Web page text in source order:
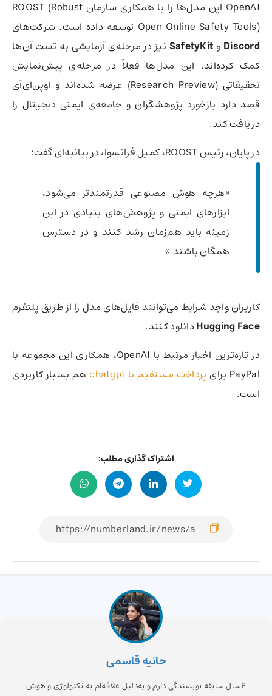
OpenAI این مدل‌ها را با همکاری سازمان ROOST (Robust
Open Online Safety Tools) توسعه داده است. شرکت‌های
Discord و SafetyKit نیز در مرحله‌ی آزمایشی به تست آن‌ها
کمک کرده‌اند. این مدل‌ها فعلاً در مرحله‌ی پیش‌نمایش
تحقیقاتی (Research Preview) عرضه شده‌اند و اوپن‌ای‌آی
قصد دارد بازخورد پژوهشگران و جامعه‌ی ایمنی دیجیتال را
دریافت کند.
در پایان، رئیس ROOST، کمیل فرانسوا، در بیانیه‌ای گفت:
«هرچه هوش مصنوعی قدرتمندتر می‌شود،
ابزارهای ایمنی و پژوهش‌های بنیادی در این
زمینه باید هم‌زمان رشد کنند و در دسترس
همگان باشند.»
کاربران واجد شرایط می‌توانند فایل‌های مدل را از طریق پلتفرم
Hugging Faceدانلود کنند.
در تازه‌ترین اخبار مرتبط با OpenAI، همکاری این مجموعه با
PayPal برای
پرداخت مستقیم با chatgpt
هم بسیار کاربردی
است.
اشتراک گذاری مطلب:
حانیه قاسمی
6سال سابقه نویسندگی دارم و به‌دلیل علاقه‌ام به تکنولوژی و هوش